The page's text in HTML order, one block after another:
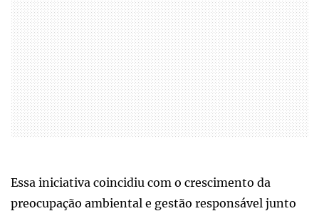
Essa iniciativa coincidiu com o crescimento da
preocupação ambiental e gestão responsável junto